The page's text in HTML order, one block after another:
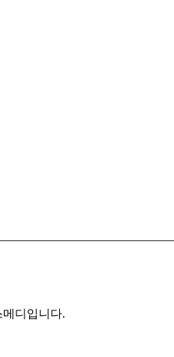
메디입니다.